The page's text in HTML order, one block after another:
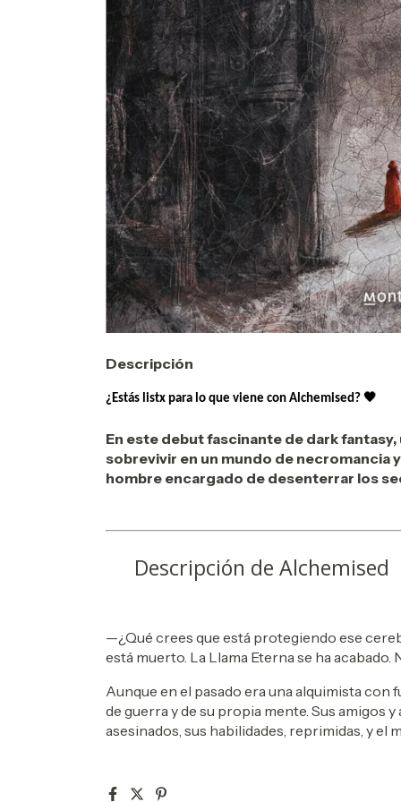
Descripción
¿Estás listx para lo que viene con Alchemised? 🖤
En este debut fascinante de dark
sobrevivir en un mundo de necromancia
hombre encargado de desenterrar los
Descripción de Alchemised
—¿Qué crees que está protegiendo ese
está muerto. La Llama Eterna se ha acabado.
Aunque en el pasado era una alquimista
de guerra y de su propia mente. Sus amigos
asesinados, sus habilidades, reprimidas, y el
nigromantes depravados, cuyos infames no